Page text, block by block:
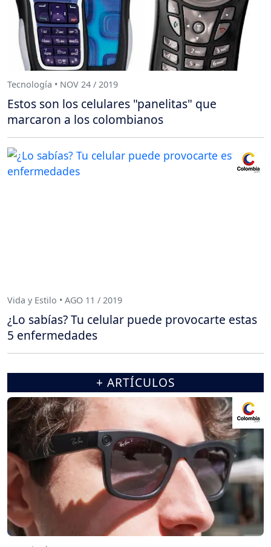
Tecnología • NOV 24 / 2019
Estos son los celulares "panelitas" que
marcaron a los colombianos
Vida y Estilo • AGO 11 / 2019
¿Lo sabías? Tu celular puede provocarte estas
5 enfermedades
+ ARTÍCULOS